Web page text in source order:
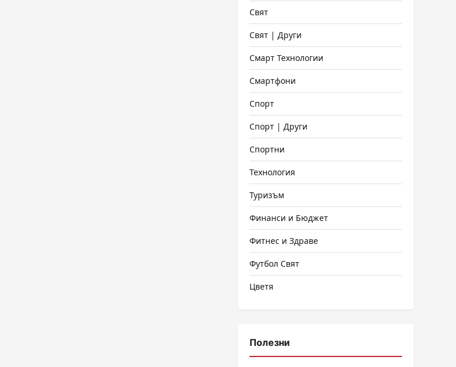
Свят
Свят | Други
Смарт Технологии
Смартфони
Спорт
Спорт | Други
Спортни
Технология
Туризъм
Финанси и Бюджет
Фитнес и Здраве
Футбол Свят
Цветя
Полезни